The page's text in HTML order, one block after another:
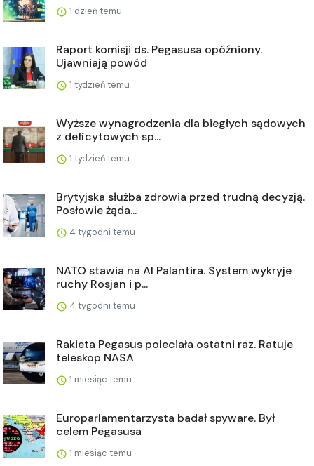
1 dzień temu
Raport komisji ds. Pegasusa opóźniony.
Ujawniają powód
1 tydzień temu
Wyższe wynagrodzenia dla biegłych sądowych
z deficytowych sp...
1 tydzień temu
Brytyjska służba zdrowia przed trudną decyzją.
Posłowie żąda...
4 tygodni temu
NATO stawia na AI Palantira. System wykryje
ruchy Rosjan i p...
4 tygodni temu
Rakieta Pegasus poleciała ostatni raz. Ratuje
teleskop NASA
1 miesiąc temu
Europarlamentarzysta badał spyware. Był
celem Pegasusa
1 miesiąc temu